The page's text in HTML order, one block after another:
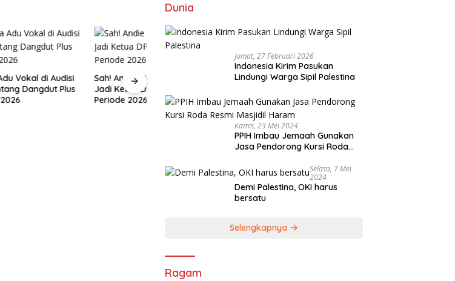
Sah! Andie Dinialdie Terpilih
Jadi Ketua DPD Golkar Sumsel
Periode 2026–2031
Bersatu, Andie Dinialdie Kunci
Tiket Calon Ketua Golkar
Wagub Cik Ujang Launching
Perkuat Ketahanan Pangan
dan Kendalikan Inflasi
Dunia
Jumat, 27 Februari 2026
Indonesia Kirim Pasukan
Lindungi Warga Sipil Palestina
Kamis, 23 Mei 2024
PPIH Imbau Jemaah Gunakan
Jasa Pendorong Kursi Roda
Selasa, 7 Mei
2024
Demi Palestina, OKI harus
bersatu
Selengkapnya
Ragam